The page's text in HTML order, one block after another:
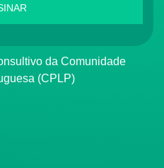
(CPLP)